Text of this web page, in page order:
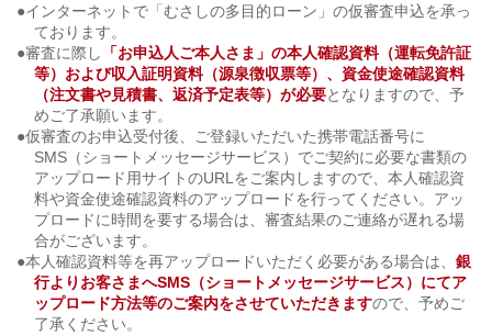
●インターネットで「むさしの多目的ローン」の仮審査申込を承っ
ております。
●審査に際し
「お申込人ご本人さま」の本人確認資料（運転免許証
等）および収入証明資料（源泉徴収票等）、資金使途確認資料
（注文書や見積書、返済予定表等）が必要となりますので、予
めご了承願います。
●仮審査のお申込受付後、ご登録いただいた携帯電話番号に
SMS（ショートメッセージサービス）でご契約に必要な書類の
アップロード用サイトのURLをご案内しますので、本人確認資
料や資金使途確認資料のアップロードを行ってください。アッ
プロードに時間を要する場合は、審査結果のご連絡が遅れる場
合がございます。
●本人確認資料等を再アップロードいただく必要がある場合は、 銀
行よりお客さまへSMS（ショートメッセージサービス）にてア
ップロード方法等のご案内をさせていただきますので、予めご
了承ください。